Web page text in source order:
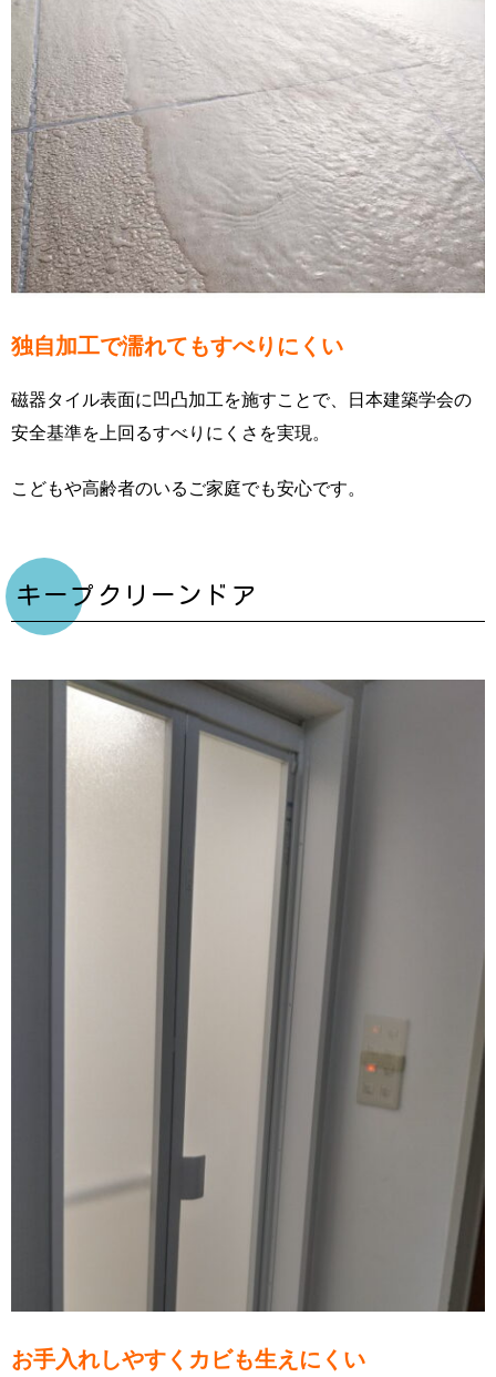
独自加工で濡れてもすべりにくい
磁器タイル表面に凹凸加工を施すことで、日本建築学会の
安全基準を上回るすべりにくさを実現。
こどもや高齢者のいるご家庭でも安心です。
キープクリーンドア
お手入れしやすくカビも生えにくい